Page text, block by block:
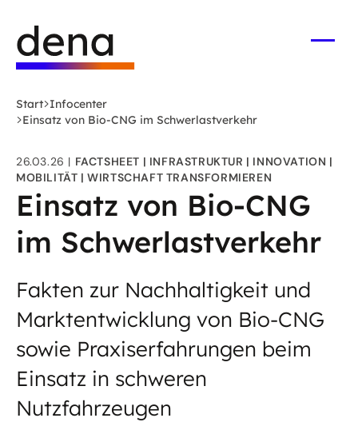
Hauptinhalt
springen
Deutsche
Energie-
Agentur
-
Startseite
Start Infocenter
Einsatz von Bio-CNG im Schwerlastverkehr
26.03.26 FACTSHEET INFRASTRUKTUR
INNOVATION
MOBILITÄT
WIRTSCHAFT TRANSFORMIEREN
Einsatz von Bio-CNG
im Schwerlastverkehr
Fakten zur Nachhaltigkeit und
Marktentwicklung von Bio-CNG
sowie Praxiserfahrungen beim
Einsatz in schweren
Nutzfahrzeugen